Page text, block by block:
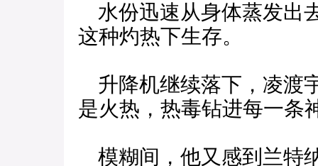
水份迅速从身体蒸发出
这种灼热下生存。
升降机继续落下，凌渡
是火热，热毒钻进每一条
模糊间，他又感到兰特